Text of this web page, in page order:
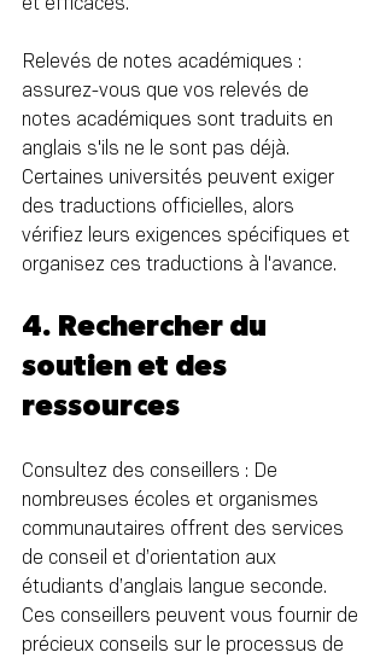
Relevés de notes académiques :
assurez-vous que vos relevés de
notes académiques sont traduits en
anglais s'ils ne le sont pas déjà.
Certaines universités peuvent exiger
des traductions officielles, alors
vérifiez leurs exigences spécifiques et
organisez ces traductions à l'avance.
4. Rechercher du
soutien et des
ressources
Consultez des conseillers : De
nombreuses écoles et organismes
communautaires offrent des services
de conseil et d’orientation aux
étudiants d’anglais langue seconde.
Ces conseillers peuvent vous fournir de
précieux conseils sur le processus de